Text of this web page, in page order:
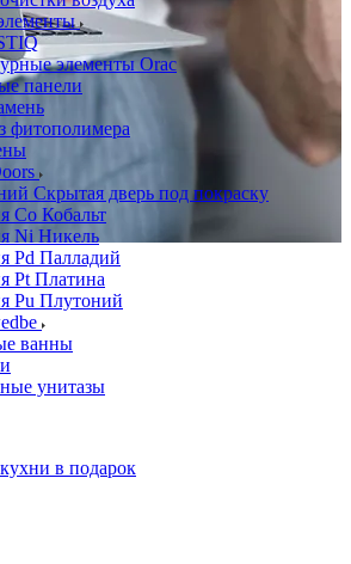
элементы Orac
панели
фитополимера
Скрытая дверь под покраску
Co Кобальт
Ni Никель
Pd Палладий
Pt Платина
Pu Плутоний
ванны
унитазы
в подарок